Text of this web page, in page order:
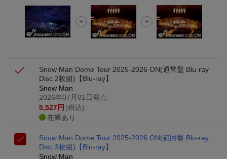
Snow Man Dome Tour 2025-2026 ON(通常盤 Blu-ray
Disc 2枚組)【Blu-ray】
Snow Man
2026年07月01日発売
5,527 円 (税込)
在庫あり
Snow Man Dome Tour 2025-2026 ON(初回盤 Blu-ray
Disc 3枚組)【Blu-ray】
Snow Man